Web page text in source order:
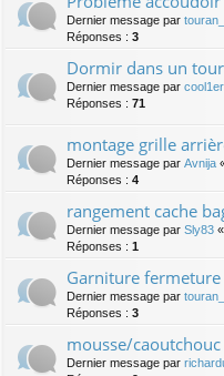
Dernier message par
Réponses : 3
Dormir dans un
Dernier message par cool1er
Réponses : 71
montage grille
Dernier message par Avnija
Réponses : 4
rangement cache
Dernier message par Sly83 «
Réponses : 1
Garniture
Dernier message par
Réponses : 3
mousse/caoutchouc
Dernier message par